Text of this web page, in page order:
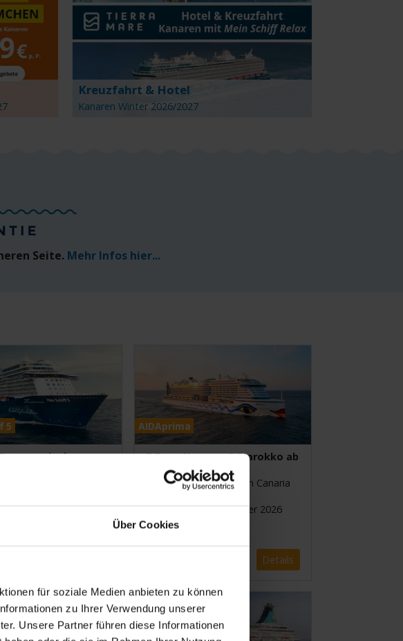
Über Cookies
für soziale Medien anbieten zu können
zu Ihrer Verwendung unserer
Unsere Partner führen diese Informationen
Kreuzfahrt & Hotel
Kanaren Winter 2026/2027
Seite. Mehr Infos hier...
5
in der
2026
AIDAprima
7 Tage Kanaren & Marokko ab
Gran Canaria
ab/bis Las Palmas/Gran Canaria
2 Termine im November 2026
Details